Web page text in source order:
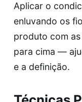
Aplicar o
enluvando os
produto com
para cima —
e a definição.